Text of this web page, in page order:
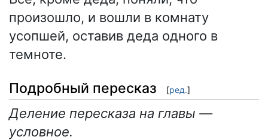
произошло, и вошли в комнату
усопшей, оставив деда одного в
темноте.
Подробный пересказ [ред.]
Деление пересказа на главы —
условное.